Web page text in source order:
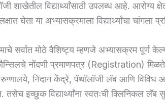
शाखेतील विद्यार्थ्यांसाठी उपलब्ध आहे. आरोग्य
घेता या अभ्यासक्रमाला विद्यार्थ्यांचा चांगला
सर्वात मोठे वैशिष्ट्य म्हणजे अभ्यासक्रम पूर्ण
नोंदणी प्रमाणपत्र (Registration) मिळते.
निदान केंद्रे, पॅथॉलॉजी लॅब आणि विविध
तसेच इच्छुक विद्यार्थ्यांना स्वतःची क्लिनिकल लॅब